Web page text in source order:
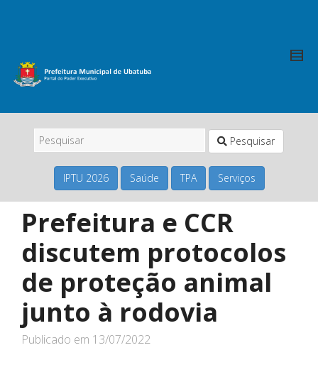
Pesquisar
IPTU 2026 Saúde TPA Serviços
Prefeitura e CCR
discutem protocolos
de proteção animal
junto à rodovia
Publicado em 13/07/2022